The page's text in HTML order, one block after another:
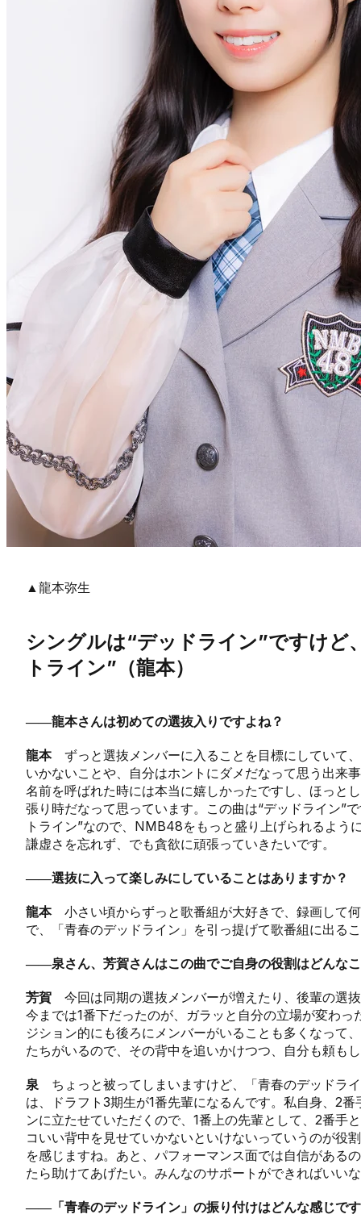
▲龍本弥生
シングルは“デッドライン”ですけど
トライン”（龍本）
――龍本さんは初めての選抜入りですよね？
龍本ずっと選抜メンバーに入ることを目標にしていて
いかないことや、自分はホントにダメだなって思う出来
名前を呼ばれた時には本当に嬉しかったですし、ほっと
張り時だなって思っています。この曲は“デッドライン”
トライン”なので、NMB48をもっと盛り上げられるよう
謙虚さを忘れず、でも貪欲に頑張っていきたいです。
――選抜に入って楽しみにしていることはありますか？
龍本小さい頃からずっと歌番組が大好きで、録画して
で、「青春のデッドライン」を引っ提げて歌番組に出る
――泉さん、芳賀さんはこの曲でご自身の役割はどんな
芳賀 今回は同期の選抜メンバーが増えたり、後輩の選
今までは1番下だったのが、ガラッと自分の立場が変わっ
ジション的にも後ろにメンバーがいることも多くなって
たちがいるので、その背中を追いかけつつ、自分も頼も
泉 ちょっと被ってしまいますけど、「青春のデッドラ
は、ドラフト3期生が1番先輩になるんです。私自身、2
ンに立たせていただくので、1番上の先輩として、2番手
コいい背中を見せていかないといけないっていうのが役
を感じますね。あと、パフォーマンス面では自信がある
たら助けてあげたい。みんなのサポートができればいい
――「青春のデッドライン」の振り付けはどんな感じで